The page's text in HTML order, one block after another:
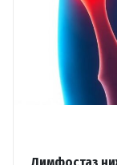
Лимфостаз